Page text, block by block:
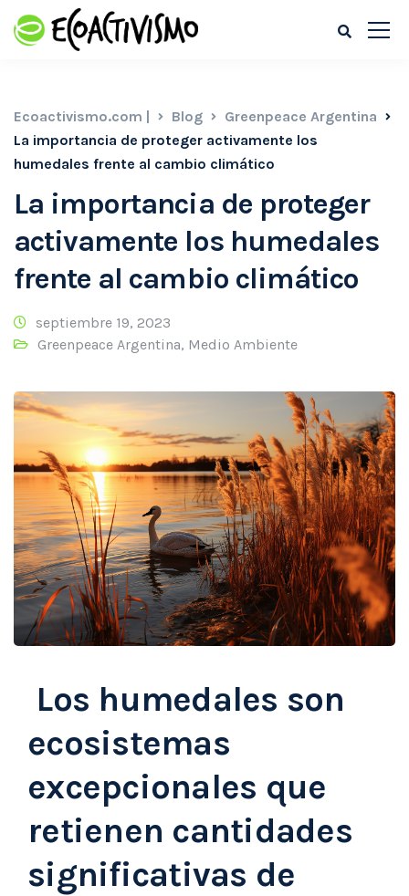
Ecoactivismo.com | Blog
Greenpeace Argentina
La importancia de proteger activamente los
humedales frente al cambio climático
La importancia de proteger
activamente los humedales
frente al cambio climático
septiembre 19, 2023
Greenpeace Argentina, Medio Ambiente
Los humedales son
ecosistemas
excepcionales que
retienen cantidades
significativas de